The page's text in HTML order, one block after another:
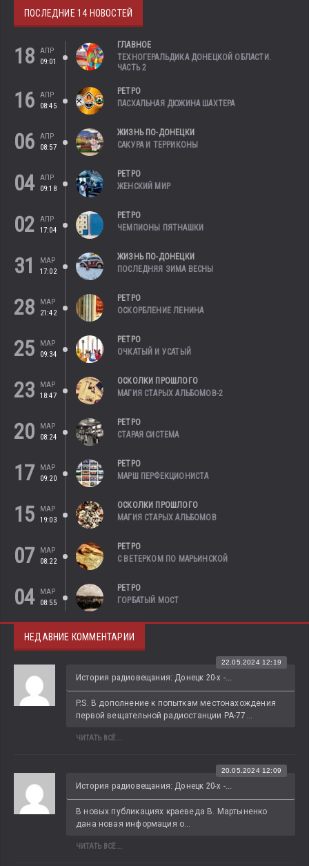
ПОСЛЕДНИЕ 14 НОВОСТЕЙ
18
АПР
09:01
ГЛАВНОЕ
ТЕХНОГЕРАЛЬДИКА ДОНЕЦКОЙ ОБЛАСТИ.
ЧАСТЬ 2
16
АПР
08:45
РЕТРО
ПАСХАЛЬНАЯ ДЮЖИНА ШАХТЕРА
06
АПР
08:57
ЖИЗНЬ ПО-ДОНЕЦКИ
САКУРА И ТЕРРИКОНЫ
04 АПР
09:18
РЕТРО
ЖЕНСКИЙ МИР
02
АПР
17:04
РЕТРО
ЧЕМПИОНЫ ПЯТНАШКИ
31
МАР
17:02
ЖИЗНЬ ПО-ДОНЕЦКИ
ПОСЛЕДНЯЯ ЗИМА ВЕСНЫ
28
МАР
21:42
РЕТРО
ОСКОРБЛЕНИЕ ЛЕНИНА
25
МАР
09:34
РЕТРО
ОЧКАТЫЙ И УСАТЫЙ
23
МАР
18:47
ОСКОЛКИ ПРОШЛОГО
МАГИЯ СТАРЫХ АЛЬБОМОВ-2
20
МАР
08:24
РЕТРО
СТАРАЯ СИСТЕМА
17
МАР
09:20
РЕТРО
МАРШ ПЕРФЕКЦИОНИСТА
15
МАР
19:03
ОСКОЛКИ ПРОШЛОГО
МАГИЯ СТАРЫХ АЛЬБОМОВ
07
МАР
08:22
РЕТРО
С ВЕТЕРКОМ ПО МАРЬИНСКОЙ
04
МАР
08:55
РЕТРО
ГОРБАТЫЙ МОСТ
НЕДАВНИЕ КОММЕНТАРИИ
История радиовещания: Донецк 20-х -...
22.05.2024 12:19
P.S. В дополнение к попыткам местонахождения
первой вещательной радиостанции РА-77...
ЧИТАТЬ ВСЁ...
История радиовещания: Донецк 20-х -...
20.05.2024 12:09
В новых публикациях краеведа В. Мартыненко
дана новая информация о...
ЧИТАТЬ ВСЁ...